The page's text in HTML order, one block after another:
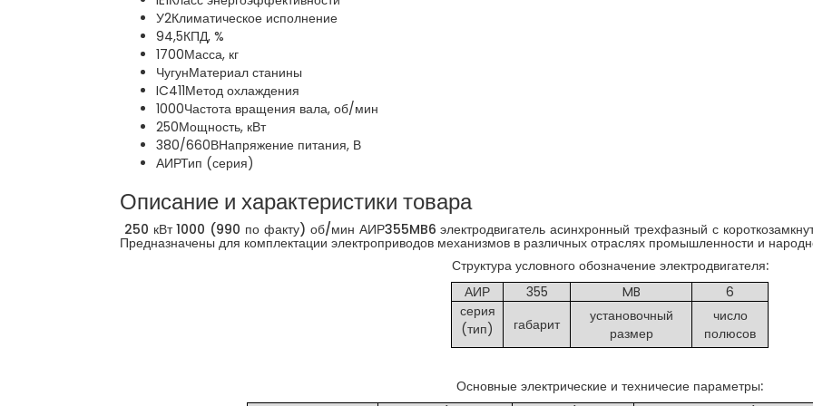
У2Климатическое исполнение
94,5КПД, %
1700Масса, кг
ЧугунМатериал станины
IC411Метод охлаждения
1000Частота вращения вала, об/мин
250Мощность, кВт
380/660ВНапряжение питания, В
АИРТип (серия)
Описание и характеристики товара
250 кВт 1000 (990 по факту) об/мин АИР355MB6 электродвигатель асинхронный трехфазный с
Предназначены для комплектации электроприводов механизмов в различных отраслях промышленности и
Структура условного обозначение электродвигателя:
АИР
355 MB
6
серия
(тип)
габарит
установочный
размер
число
полюсов
Основные электрические и техничесие параметры: